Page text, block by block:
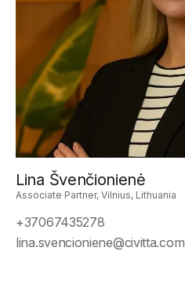
Lina Švenčionienė
Associate Partner, Vilnius, Lithuania
+37067435278
lina.svencioniene@civitta.com